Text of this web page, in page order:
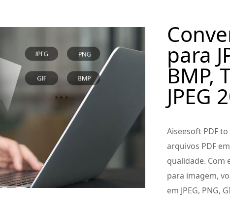
para
BMP,
JPEG
Aiseesoft PDF
arquivos PDF
qualidade. Com
para imagem,
em JPEG, PNG,